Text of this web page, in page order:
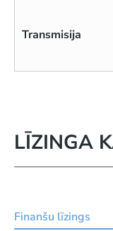
Transmisija
LĪZINGA
Finanšu līzings